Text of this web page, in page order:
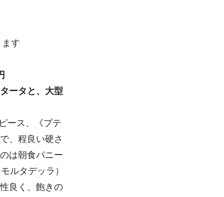
す
ータと、大型
ース、《プテ
、程良い硬さ
は朝食パニー
ルタデッラ）
良く、飽きの